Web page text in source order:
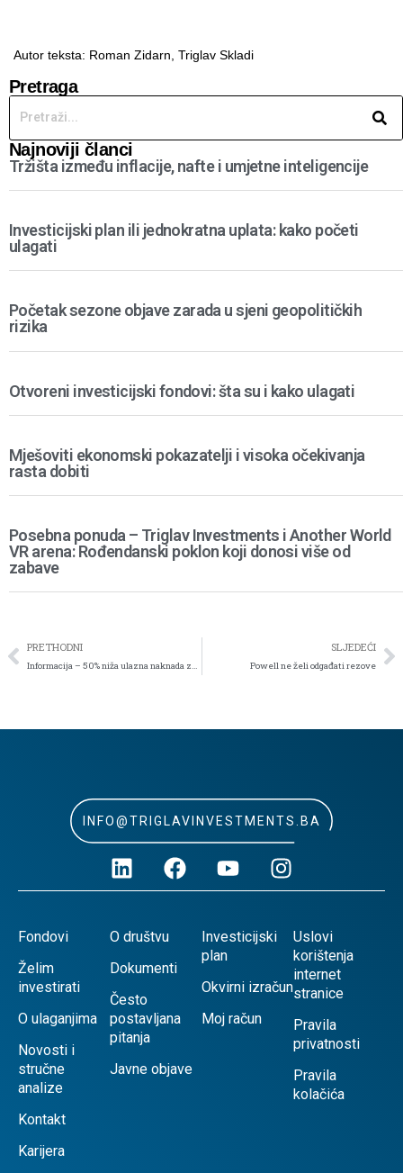
Autor teksta: Roman Zidarn, Triglav Skladi
Pretraga
Najnoviji članci
Tržišta između inflacije, nafte i umjetne inteligencije
Investicijski plan ili jednokratna uplata: kako početi
ulagati
Početak sezone objave zarada u sjeni geopolitičkih
rizika
Otvoreni investicijski fondovi: šta su i kako ulagati
Mješoviti ekonomski pokazatelji i visoka očekivanja
rasta dobiti
Posebna ponuda – Triglav Investments i Another World
VR arena: Rođendanski poklon koji donosi više od
zabave
PRETHODNI
Informacija – 50% niža ulazna naknada za jednokratne uplate do 31.10.2024. godine
SLJEDEĆI
Powell ne želi odgađati rezove
INFO@TRIGLAVINVESTMENTS.BA
Fondovi
Želim
investirati
O ulaganjima
Novosti i
stručne
analize
Kontakt
Karijera
O društvu
Dokumenti
Često
postavljana
pitanja
Javne objave
Investicijski
plan
Okvirni izračun
Moj račun
Uslovi
korištenja
internet
stranice
Pravila
privatnosti
Pravila
kolačića